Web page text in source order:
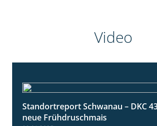
Video
Standortreport Schwanau – DKC
neue Frühdruschmais